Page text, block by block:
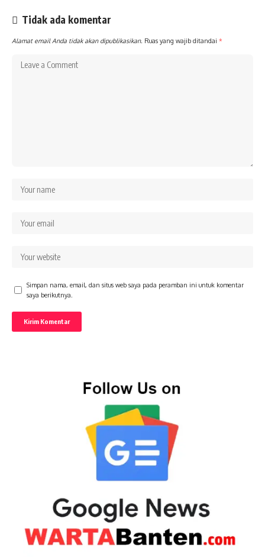
Tidak ada komentar
Alamat email Anda tidak akan dipublikasikan. Ruas yang wajib ditandai *
Simpan nama, email, dan situs web saya pada peramban ini untuk komentar
saya berikutnya.